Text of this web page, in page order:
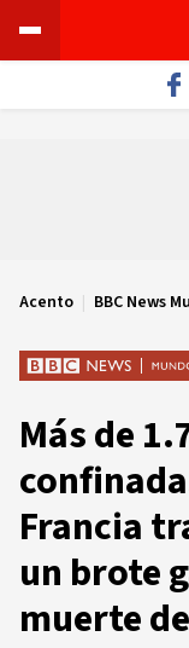
Acento | BBC News
Más de
Francia
un brote
muerte